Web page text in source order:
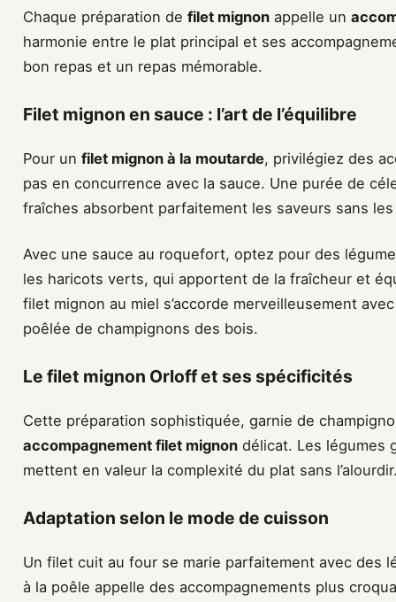
Chaque préparation de filet mignon appelle un
harmonie entre le plat principal et ses
bon repas et un repas mémorable.
Filet mignon en sauce : l’art de l’équilibre
Pour un filet mignon à la moutarde, privilégiez des
pas en concurrence avec la sauce. Une purée de
fraîches absorbent parfaitement les saveurs sans les
Avec une sauce au roquefort, optez pour des
les haricots verts, qui apportent de la fraîcheur et
filet mignon au miel s’accorde merveilleusement
poêlée de champignons des bois.
Le filet mignon Orloff et ses spécificités
Cette préparation sophistiquée, garnie de
accompagnement filet mignon délicat. Les légumes
mettent en valeur la complexité du plat sans
Adaptation selon le mode de cuisson
Un filet cuit au four se marie parfaitement avec des
à la poêle appelle des accompagnements plus